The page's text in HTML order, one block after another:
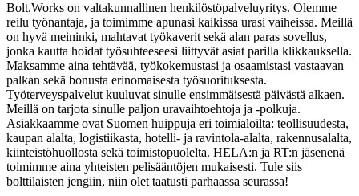
Bolt.Works on valtakunnallinen henkilöstöpalveluyritys. Olemme
reilu työnantaja, ja toimimme apunasi kaikissa urasi vaiheissa. Meillä
on hyvä meininki, mahtavat työkaverit sekä alan paras sovellus,
jonka kautta hoidat työsuhteeseesi liittyvät asiat parilla klikkauksella.
Maksamme aina tehtävää, työkokemustasi ja osaamistasi vastaavan
palkan sekä bonusta erinomaisesta työsuorituksesta.
Työterveyspalvelut kuuluvat sinulle ensimmäisestä päivästä alkaen.
Meillä on tarjota sinulle paljon uravaihtoehtoja ja -polkuja.
Asiakkaamme ovat Suomen huippuja eri toimialoilta: teollisuudesta,
kaupan alalta, logistiikasta, hotelli- ja ravintola-alalta, rakennusalalta,
kiinteistöhuollosta sekä toimistopuolelta. HELA:n ja RT:n jäsenenä
toimimme aina yhteisten pelisääntöjen mukaisesti. Tule siis
bolttilaisten jengiin, niin olet taatusti parhaassa seurassa!